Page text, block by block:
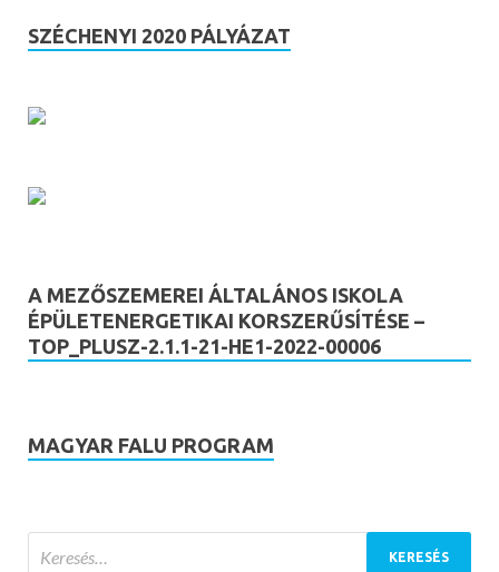
SZÉCHENYI 2020 PÁLYÁZAT
A MEZŐSZEMEREI ÁLTALÁNOS ISKOLA
ÉPÜLETENERGETIKAI KORSZERŰSÍTÉSE –
TOP_PLUSZ-2.1.1-21-HE1-2022-00006
MAGYAR FALU PROGRAM